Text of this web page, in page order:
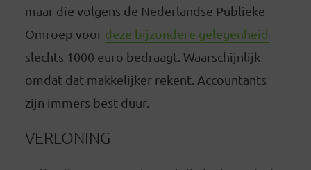
maar die volgens de Nederlandse Publieke
Omroep voor deze bijzondere gelegenheid
slechts 1000 euro bedraagt. Waarschijnlijk
omdat dat makkelijker rekent. Accountants
zijn immers best duur.
VERLONING